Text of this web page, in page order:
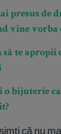
presus de
vine vorba
te apropii
o bijuterie
că nu